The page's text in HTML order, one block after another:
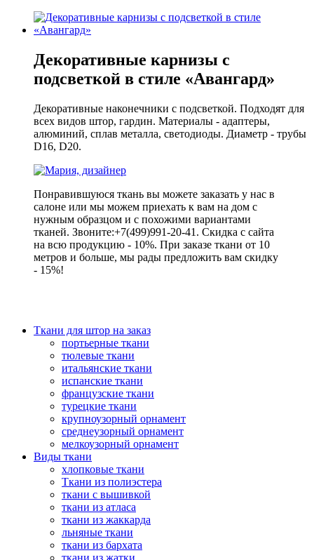
Декоративные карнизы с
подсветкой в стиле «Авангард»
Декоративные наконечники с подсветкой. Подходят для
всех видов штор, гардин. Материалы - адаптеры,
алюминий, сплав металла, светодиоды. Диаметр - трубы
D16, D20.
Понравившуюся ткань вы можете заказать у нас в
салоне или мы можем приехать к вам на дом с
нужным образцом и с похожими вариантами
тканей. Звоните:+7(499)991-20-41. Скидка с сайта
на всю продукцию - 10%. При заказе ткани от 10
метров и больше, мы рады предложить вам скидку
- 15%!
Ткани для штор на заказ
портьерные ткани
тюлевые ткани
итальянские ткани
испанские ткани
французские ткани
турецкие ткани
крупноузорный орнамент
среднеузорный орнамент
мелкоузорный орнамент
Виды ткани
хлопковые ткани
Ткани из полиэстера
ткани с вышивкой
ткани из атласа
ткани из жаккарда
льняные ткани
ткани из бархата
ткани из жатки